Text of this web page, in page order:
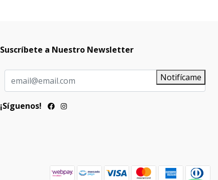
Suscríbete a Nuestro Newsletter
Notifícame
¡Síguenos!